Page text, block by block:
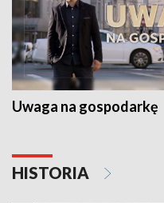
Uwaga na gospodarkę
HISTORIA